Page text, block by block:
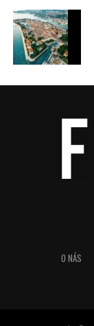
O NÁS